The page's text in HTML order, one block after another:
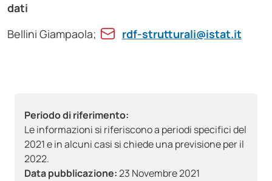
Periodo di riferimento:
Le informazioni si riferiscono a periodi specifici del
2021 e in alcuni casi si chiede una previsione per il
2022.
Data pubblicazione:23 Novembre 2021
dati
Bellini Giampaola;
rdf-strutturali@istat.it